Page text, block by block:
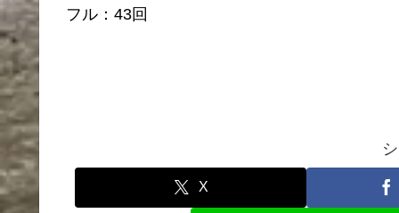
フル：43回
X